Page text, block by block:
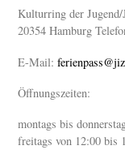
Kulturring der Jugend/
20354 Hamburg
E-Mail:
Öffnungszeiten:
montags bis
freitags von 12:00 bis